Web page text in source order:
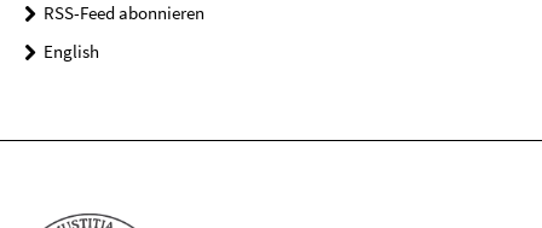
RSS-Feed abonnieren
English